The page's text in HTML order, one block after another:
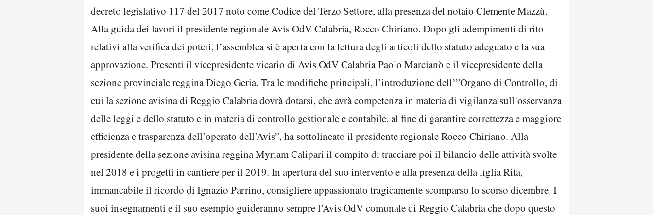
decreto legislativo 117 del 2017 noto come Codice del Terzo Settore, alla presenza del notaio Clemente Mazzù.
Alla guida dei lavori il presidente regionale Avis OdV Calabria, Rocco Chiriano. Dopo gli adempimenti di rito
relativi alla verifica dei poteri, l’assemblea si è aperta con la lettura degli articoli dello statuto adeguato e la sua
approvazione. Presenti il vicepresidente vicario di Avis OdV Calabria Paolo Marcianò e il vicepresidente della
sezione provinciale reggina Diego Geria. Tra le modifiche principali, l’introduzione dell’”Organo di Controllo, di
cui la sezione avisina di Reggio Calabria dovrà dotarsi, che avrà competenza in materia di vigilanza sull’osservanza
delle leggi e dello statuto e in materia di controllo gestionale e contabile, al fine di garantire correttezza e maggiore
efficienza e trasparenza dell’operato dell’Avis”, ha sottolineato il presidente regionale Rocco Chiriano. Alla
presidente della sezione avisina reggina Myriam Calipari il compito di tracciare poi il bilancio delle attività svolte
nel 2018 e i progetti in cantiere per il 2019. In apertura del suo intervento e alla presenza della figlia Rita,
immancabile il ricordo di Ignazio Parrino, consigliere appassionato tragicamente scomparso lo scorso dicembre. I
suoi insegnamenti e il suo esempio guideranno sempre l’Avis OdV comunale di Reggio Calabria che dopo questo